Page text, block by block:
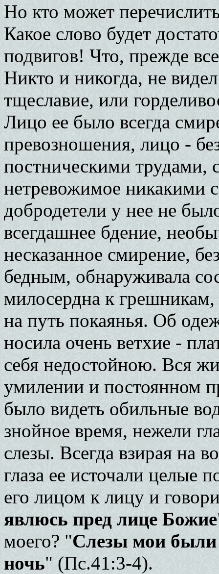
Но кто может
Какое слово будет
подвигов! Что, прежде
Никто и никогда, не
тщеславие, или
Лицо ее было всегда
превозношения, лицо -
постническими трудами,
нетревожимое никакими
добродетели у нее не
всегдашнее бдение,
несказанное смирение,
бедным, обнаруживала
милосердна к грешникам,
на путь покаянья. Об
носила очень ветхие -
себя недостойною. Вся
умилении и постоянном
было видеть обильные
знойное время, нежели
слезы. Всегда взирая на
глаза ее источали целые
его лицом к лицу и
явлюсь пред лице Божие
моего? "Слезы мои были
ночь" (Пс.41:3-4).